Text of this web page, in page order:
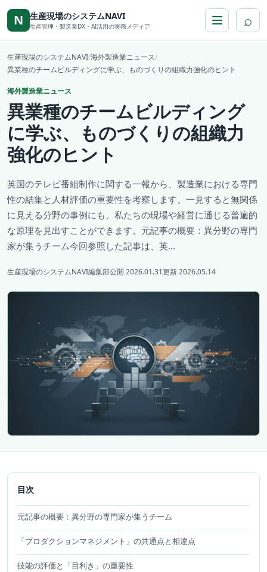
本文へ移動
N 生産現場のシステムNAVI
生産管理・製造業DX・AI活用の実務メディア ⌕
生産現場のシステムNAVI/海外製造業ニュース/
異業種のチームビルディングに学ぶ、ものづくりの組織力強化のヒント
海外製造業ニュース
異業種のチームビルディング
に学ぶ、ものづくりの組織力
強化のヒント
英国のテレビ番組制作に関する一報から、製造業における専門
性の結集と人材評価の重要性を考察します。一見すると無関係
に見える分野の事例にも、私たちの現場や経営に通じる普遍的
な原理を見出すことができます。元記事の概要：異分野の専門
家が集うチーム今回参照した記事は、英...
生産現場のシステムNAVI編集部公開 2026.01.31更新 2026.05.14
目次
元記事の概要：異分野の専門家が集うチーム
「プロダクションマネジメント」の共通点と相違点
技能の評価と「目利き」の重要性